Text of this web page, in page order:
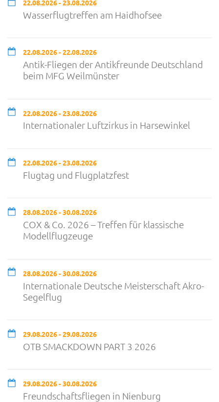
22.08.2026 - 23.08.2026
Wasserflugtreffen am Haidhofsee
22.08.2026 - 22.08.2026
Antik-Fliegen der Antikfreunde Deutschland
beim MFG Weilmünster
22.08.2026 - 23.08.2026
Internationaler Luftzirkus in Harsewinkel
22.08.2026 - 23.08.2026
Flugtag und Flugplatzfest
28.08.2026 - 30.08.2026
COX & Co. 2026 – Treffen für klassische
Modellflugzeuge
28.08.2026 - 30.08.2026
Internationale Deutsche Meisterschaft Akro-
Segelflug
29.08.2026 - 29.08.2026
OTB SMACKDOWN PART 3 2026
29.08.2026 - 30.08.2026
Freundschaftsfliegen in Nienburg